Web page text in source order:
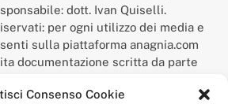
Consenso Cookie
dott. Ivan Quiselli.
per ogni utilizzo dei media e
sulla piattaforma anagnia.com
documentazione scritta da parte
registrato presso l’Ufficio Italiano